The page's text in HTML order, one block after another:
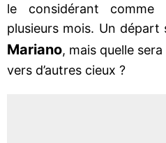
le considérant comme
plusieurs mois. Un départ
Mariano, mais quelle
vers d’autres cieux ?